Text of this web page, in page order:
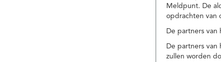
Meldpunt. De
opdrachten van
De partners
De partners
zullen worden